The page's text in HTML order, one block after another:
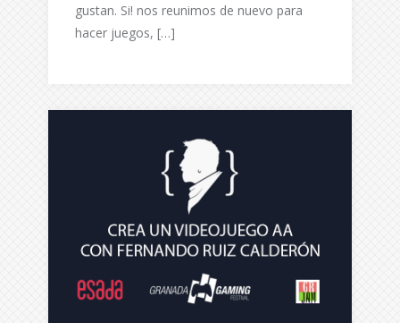
gustan. Si! nos reunimos de nuevo para
hacer juegos, […]